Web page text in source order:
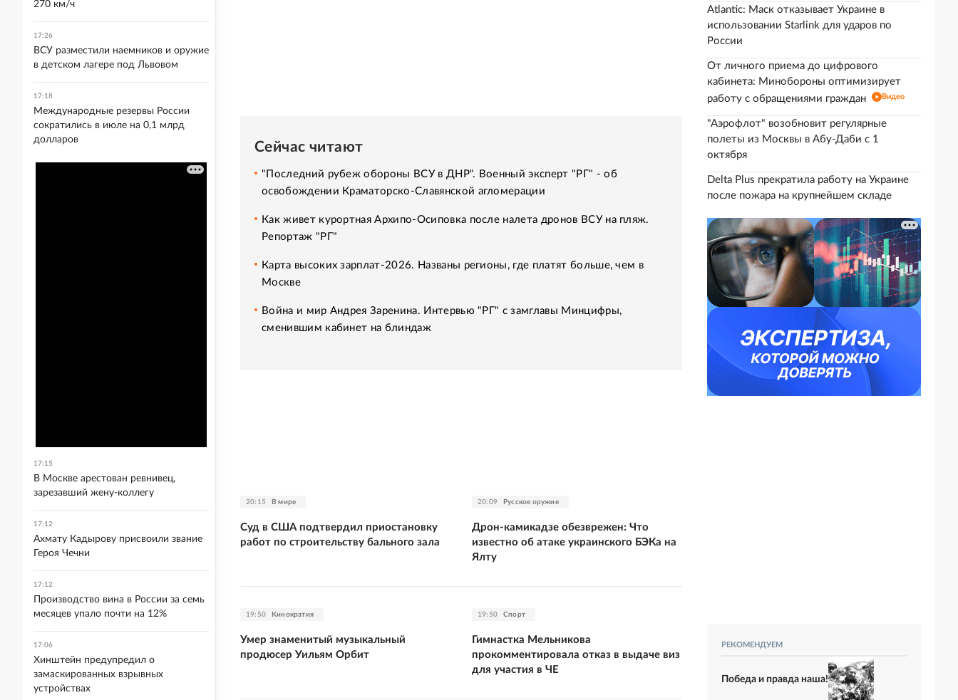
Сейчас читают
"Последний рубеж обороны ВСУ в ДНР". Военный эксперт "РГ" - об
освобождении Краматорско-Славянской агломерации
Как живет курортная Архипо-Осиповка после налета дронов ВСУ на пляж.
Репортаж "РГ"
Карта высоких зарплат-2026. Названы регионы, где платят больше, чем в
Москве
Война и мир Андрея Заренина. Интервью "РГ" с замглавы Минцифры,
сменившим кабинет на блиндаж
20:15 В мире
Суд в США подтвердил приостановку
работ по строительству бального зала
20:09 Русское оружие
Дрон-камикадзе обезврежен: Что
известно об атаке украинского БЭКа на
Ялту
19:50 Кинократия
Умер знаменитый музыкальный
продюсер Уильям Орбит
19:50 Спорт
Гимнастка Мельникова
прокомментировала отказ в выдаче виз
для участия в ЧЕ
Atlantic: Маск отказывает Украине в
использовании Starlink для ударов по
России
От личного приема до цифрового
кабинета: Минобороны оптимизирует
работу с обращениями граждан
Видео
"Аэрофлот" возобновит регулярные
полеты из Москвы в Абу-Даби с 1
октября
Delta Plus прекратила работу на Украине
после пожара на крупнейшем складе
РЕКОМЕНДУЕМ
Победа и правда наша!
270 км/ч
17:26
ВСУ разместили наемников и оружие
в детском лагере под Львовом
17:18
Международные резервы России
сократились в июле на 0,1 млрд
долларов
17:15
В Москве арестован ревнивец,
зарезавший жену-коллегу
17:12
Ахмату Кадырову присвоили звание
Героя Чечни
17:12
Производство вина в России за семь
месяцев упало почти на 12%
17:06
Хинштейн предупредил о
замаскированных взрывных
устройствах